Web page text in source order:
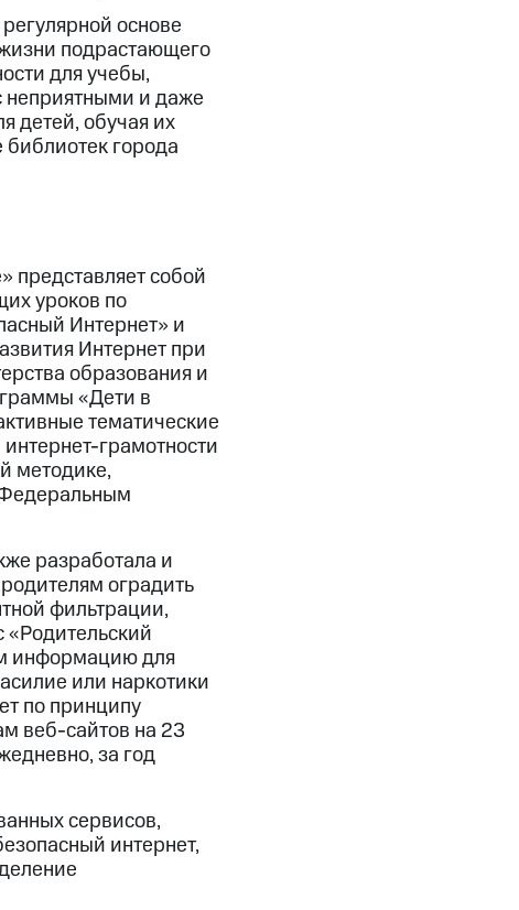
основе
подрастающего
для учебы,
неприятными и даже
детей, обучая их
города
представляет собой
уроков по
Интернет» и
Интернет при
образования и
«Дети в
тематические
грамотности
методике,
разработала и
оградить
фильтрации,
«Родительский
информацию для
или наркотики
по принципу
веб-сайтов на 23
за год
сервисов,
интернет,